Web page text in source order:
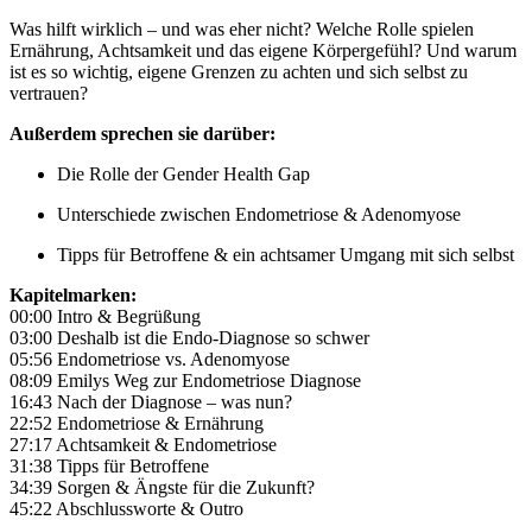
Was hilft wirklich – und was eher nicht? Welche Rolle spielen
Ernährung, Achtsamkeit und das eigene Körpergefühl? Und warum
ist es so wichtig, eigene Grenzen zu achten und sich selbst zu
vertrauen?
Außerdem sprechen sie darüber:
Die Rolle der Gender Health Gap
Unterschiede zwischen Endometriose & Adenomyose
Tipps für Betroffene & ein achtsamer Umgang mit sich selbst
Kapitelmarken:
00:00 Intro & Begrüßung
03:00 Deshalb ist die Endo-Diagnose so schwer
05:56 Endometriose vs. Adenomyose
08:09 Emilys Weg zur Endometriose Diagnose
16:43 Nach der Diagnose – was nun?
22:52 Endometriose & Ernährung
27:17 Achtsamkeit & Endometriose
31:38 Tipps für Betroffene
34:39 Sorgen & Ängste für die Zukunft?
45:22 Abschlussworte & Outro